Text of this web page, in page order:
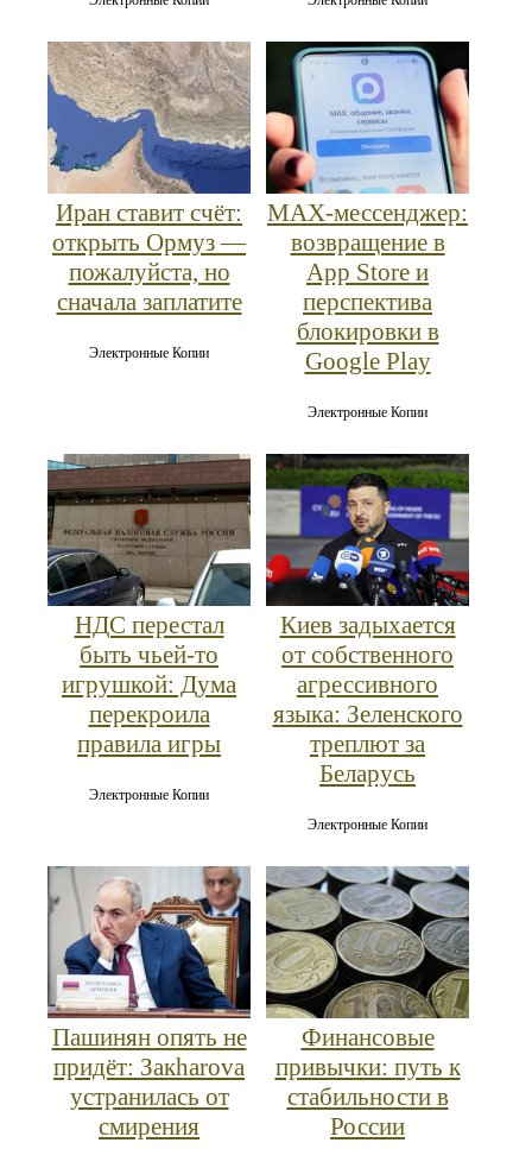
Иран ставит счёт:
открыть Ормуз —
пожалуйста, но
сначала заплатите
Электронные Копии
MAX‑мессенджер:
возвращение в
App Store и
перспектива
блокировки в
Google Play
Электронные Копии
НДС перестал
быть чьей-то
игрушкой: Дума
перекроила
правила игры
Электронные Копии
Киев задыхается
от собственного
агрессивного
языка: Зеленского
треплют за
Беларусь
Электронные Копии
Пашинян опять не
придёт: Закharova
устранилась от
смирения
Финансовые
привычки: путь к
стабильности в
России